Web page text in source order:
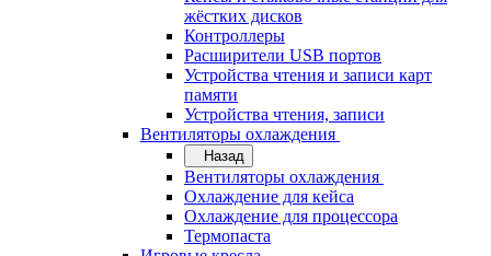
жёстких дисков
Контроллеры
Расширители USB портов
Устройства чтения и записи карт
памяти
Устройства чтения, записи
Вентиляторы охлаждения
Назад
Вентиляторы охлаждения
Охлаждение для кейса
Охлаждение для процессора
Термопаста